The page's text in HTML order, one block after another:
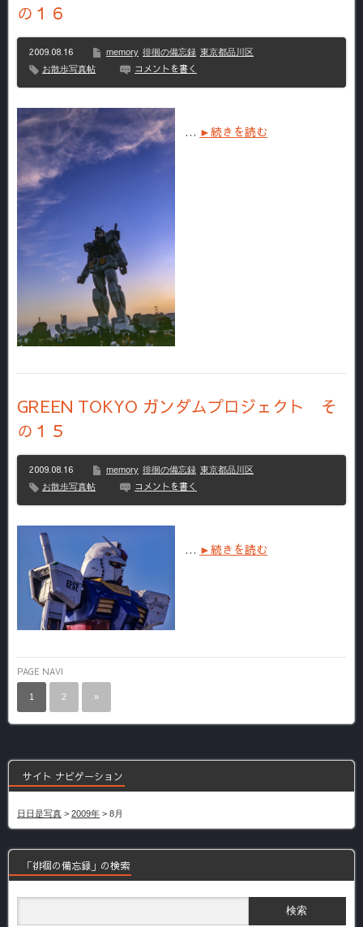
の１６
2009.08.16 memory 徘徊の備忘録 東京都品川区
お散歩写真帖
コメントを書く
… ►続きを読む
GREEN TOKYO ガンダムプロジェクト そ
の１５
2009.08.16 memory 徘徊の備忘録 東京都品川区
お散歩写真帖
コメントを書く
… ►続きを読む
PAGE NAVI
1 2 »
サイト ナビゲーション
日日是写真 > 2009年 > 8月
「徘徊の備忘録」の検索